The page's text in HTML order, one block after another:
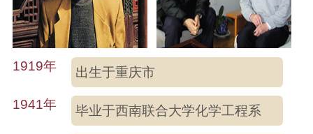
1919年 出生于重庆市
1941年 毕业于西南联合大学化学工程系